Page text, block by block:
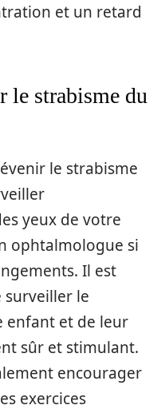
et un retard
le strabisme du
le strabisme
yeux de votre
ophtalmologue si
Il est
le
enfant et de leur
sûr et stimulant.
encourager
exercices